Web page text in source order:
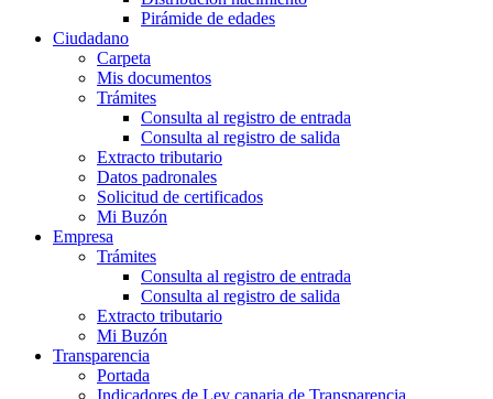
Pirámide de edades
Ciudadano
Carpeta
Mis documentos
Trámites
Consulta al registro de entrada
Consulta al registro de salida
Extracto tributario
Datos padronales
Solicitud de certificados
Mi Buzón
Empresa
Trámites
Consulta al registro de entrada
Consulta al registro de salida
Extracto tributario
Mi Buzón
Transparencia
Portada
Indicadores de Ley canaria de Transparencia